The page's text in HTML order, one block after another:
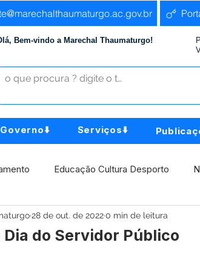
Bem-vindo a Marechal Thaumaturgo!
Serviços⬇️
Educação Cultura Desporto
Social Comunidade Agricultura
do Servidor Público
28 de out. de 20220 min de leitura